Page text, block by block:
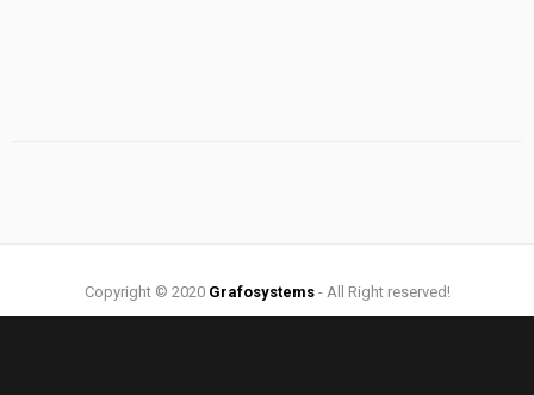
Copyright © 2020 Grafosystems- All Right reserved!